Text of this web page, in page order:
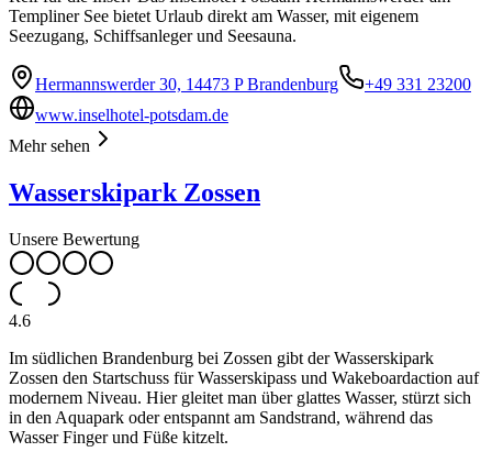
Templiner See bietet Urlaub direkt am Wasser, mit eigenem
Seezugang, Schiffsanleger und Seesauna.
Hermannswerder 30, 14473 P Brandenburg
+49 331 23200
www.inselhotel-potsdam.de
Mehr sehen
Wasserskipark Zossen
Unsere Bewertung
4.6
Im südlichen Brandenburg bei Zossen gibt der Wasserskipark
Zossen den Startschuss für Wasserskipass und Wakeboardaction auf
modernem Niveau. Hier gleitet man über glattes Wasser, stürzt sich
in den Aquapark oder entspannt am Sandstrand, während das
Wasser Finger und Füße kitzelt.